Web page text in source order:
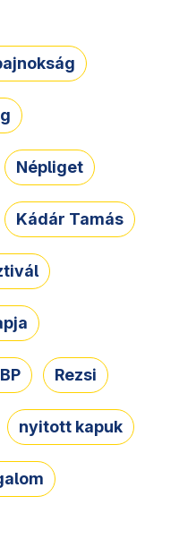
Népliget
Kádár Tamás
Rezsi
nyitott kapuk